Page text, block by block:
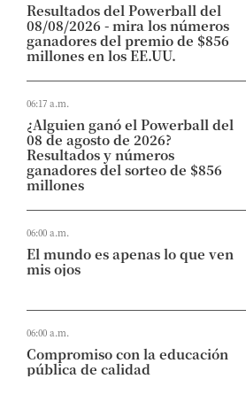
Resultados del Powerball del
08/08/2026 - mira los números
ganadores del premio de $856
millones en los EE.UU.
06:17 a.m.
¿Alguien ganó el Powerball del
08 de agosto de 2026?
Resultados y números
ganadores del sorteo de $856
millones
06:00 a.m.
El mundo es apenas lo que ven
mis ojos
06:00 a.m.
Compromiso con la educación
pública de calidad